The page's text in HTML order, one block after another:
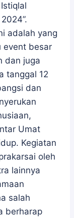
adalah yang
event besar
dan juga
tanggal 12
dan
Umat
Kegiatan
oleh
lainnya
salah
berharap